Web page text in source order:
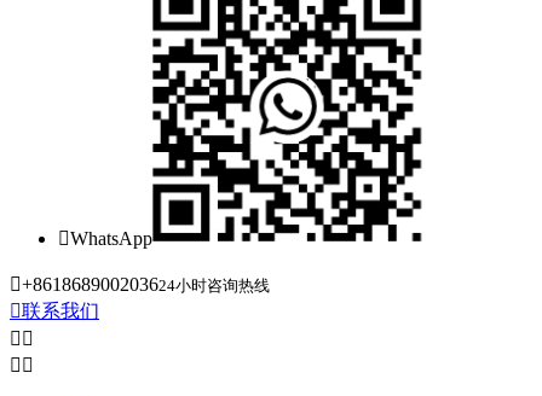
WhatsApp
+861868900203624小时咨询热线
联系我们
 
 